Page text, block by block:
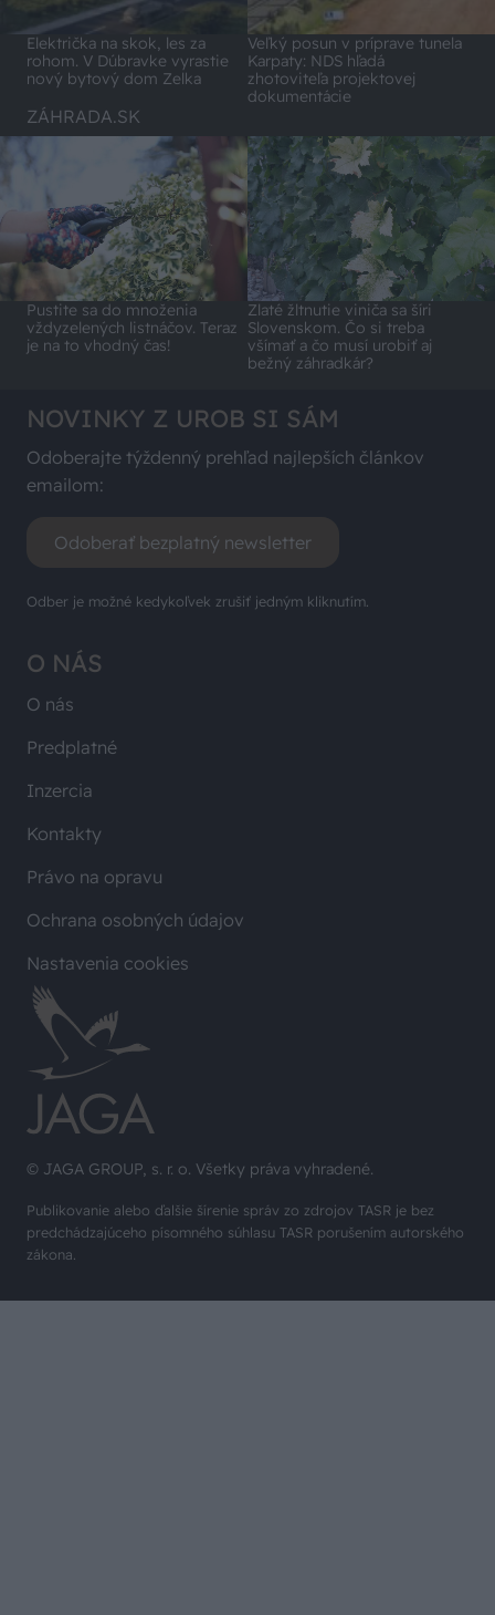
Električka na skok, les za
rohom. V Dúbravke vyrastie
nový bytový dom Zelka
Veľký posun v príprave tunela
Karpaty: NDS hľadá
zhotoviteľa projektovej
dokumentácie
ZÁHRADA.SK
Pustite sa do množenia
vždyzelených listnáčov. Teraz
je na to vhodný čas!
Zlaté žltnutie viniča sa šíri
Slovenskom. Čo si treba
všímať a čo musí urobiť aj
bežný záhradkár?
© JAGA GROUP, s. r. o. Všetky práva vyhradené.
Publikovanie alebo ďalšie šírenie správ zo zdrojov TASR je bez
predchádzajúceho písomného súhlasu TASR porušením autorského
zákona.
O NÁS
O nás
Predplatné
Inzercia
Kontakty
Právo na opravu
Ochrana osobných údajov
Nastavenia cookies
NOVINKY Z UROB SI SÁM
Odoberajte týždenný prehľad najlepších článkov
emailom:
Odoberať bezplatný newsletter
Odber je možné kedykoľvek zrušiť jedným kliknutím.